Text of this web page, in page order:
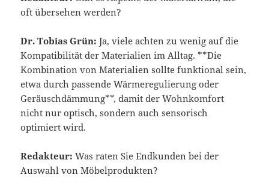
oft übersehen werden?
Dr. Tobias Grün: Ja, viele achten zu wenig auf die
Kompatibilität der Materialien im Alltag. **Die
Kombination von Materialien sollte funktional sein,
etwa durch passende Wärmeregulierung oder
Geräuschdämmung**, damit der Wohnkomfort
nicht nur optisch, sondern auch sensorisch
optimiert wird.
Redakteur: Was raten Sie Endkunden bei der
Auswahl von Möbelprodukten?